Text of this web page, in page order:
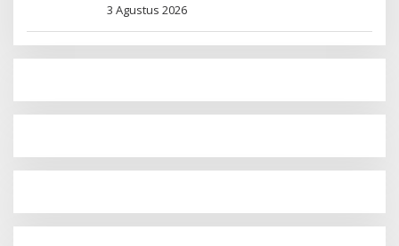
3 Agustus 2026